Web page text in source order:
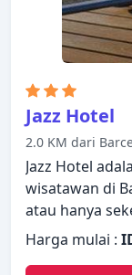
Jazz Hotel
2.0 KM dari
Jazz Hotel
wisatawan di
atau hanya
segala yang
nyaman.
Harga mulai :